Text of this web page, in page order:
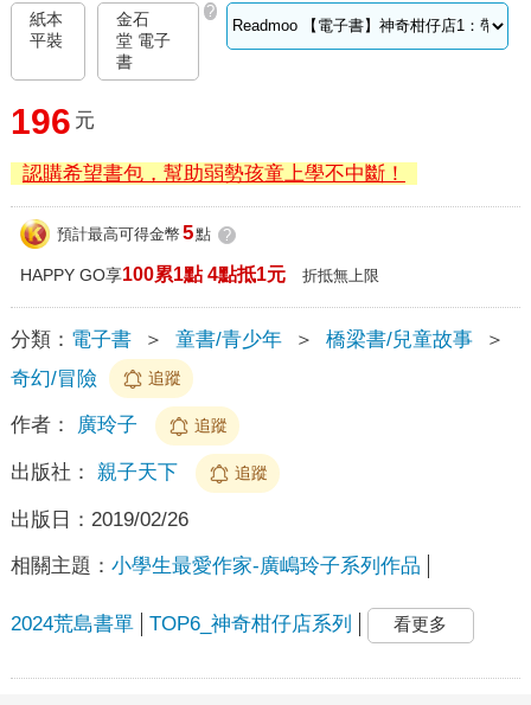
紙本
平裝
金石
堂 電子
書
?
196 元
認購希望書包，幫助弱勢孩童上學不中斷！
預計最高可得金幣 5點 ?
HAPPY GO享100累1點 4點抵1元 折抵無上限
分類： 電子書 ＞ 童書/青少年 ＞ 橋梁書/兒童故事
＞
奇幻/冒險
追蹤
作者： 廣玲子 追蹤
出版社： 親子天下 追蹤
出版日： 2019/02/26
相關主題： 小學生最愛作家-廣嶋玲子系列作品
2024荒島書單 TOP6_神奇柑仔店系列 看更多